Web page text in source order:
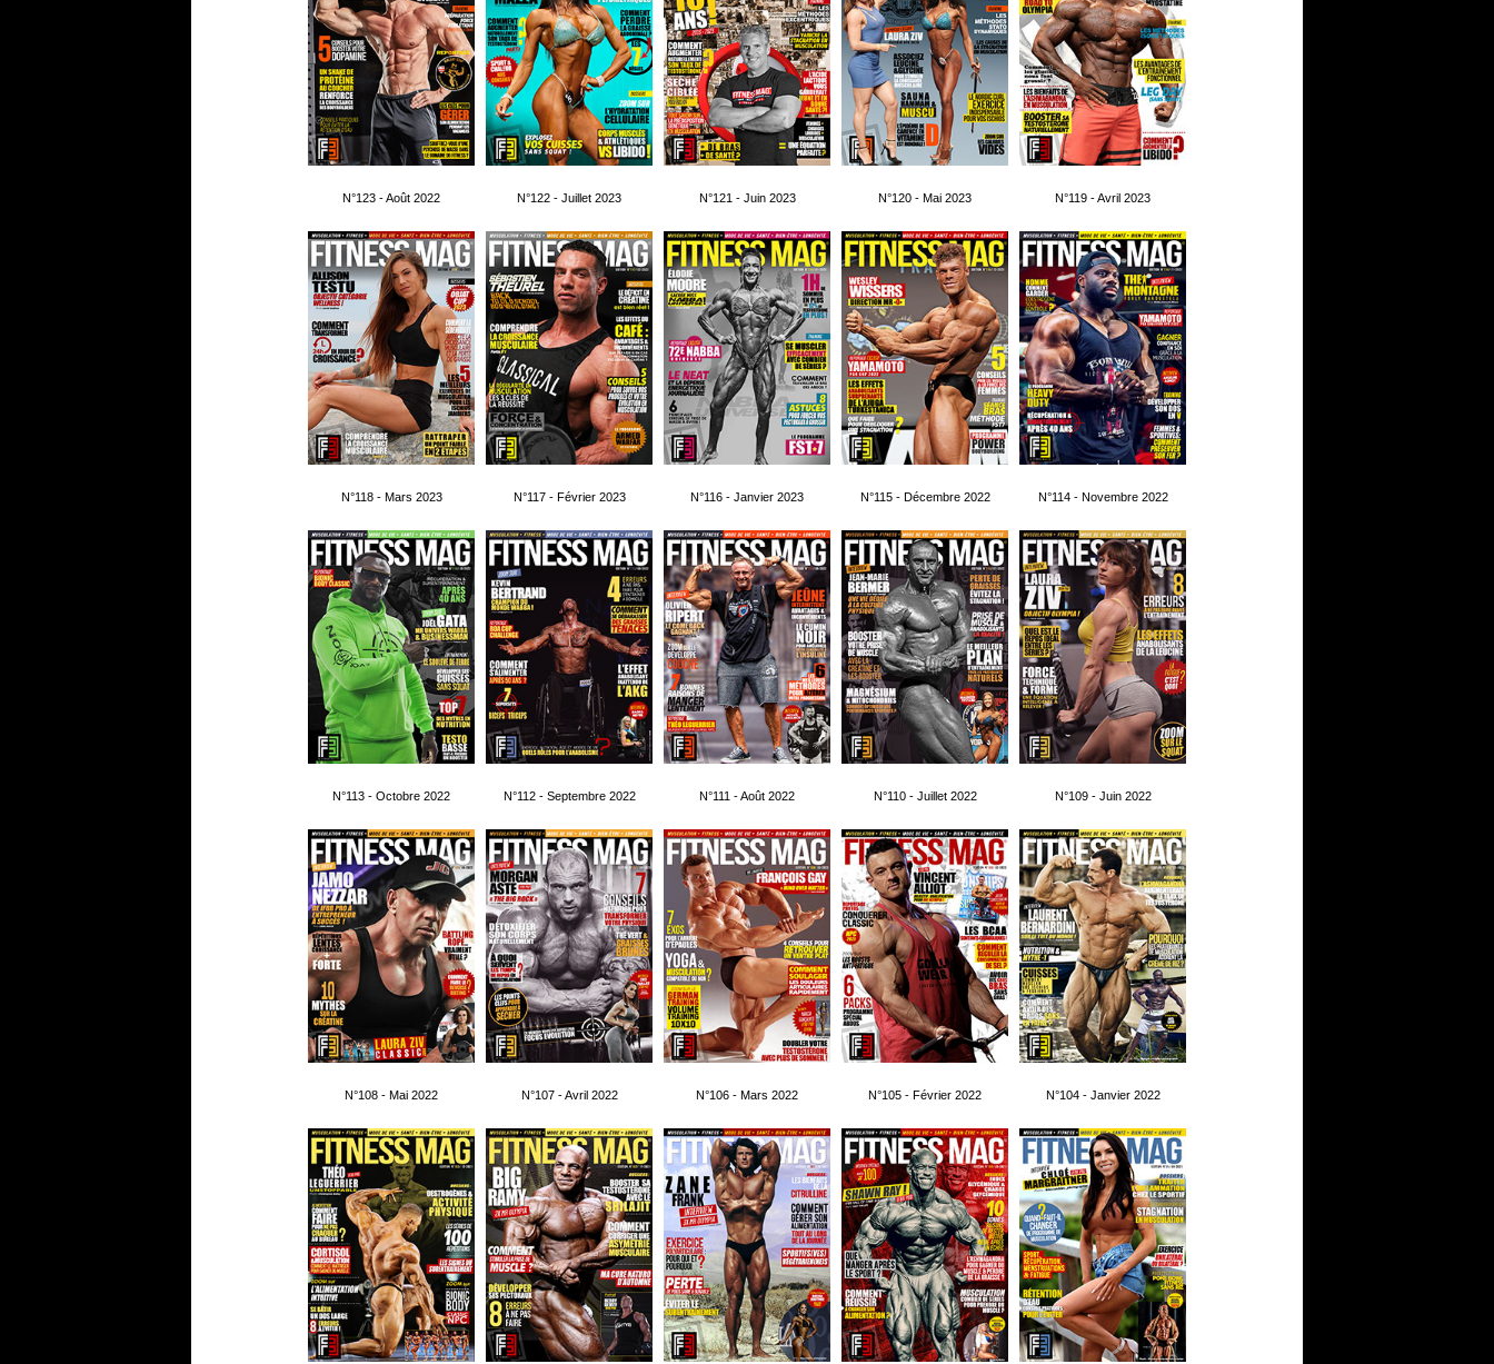
N°123 - Août 2022 N°122 - Juillet 2023 N°121 - Juin 2023 N°120 - Mai 2023 N°119 - Avril 2023
N°118 - Mars 2023 N°117 - Février 2023 N°116 - Janvier 2023 N°115 - Décembre 2022 N°114 - Novembre 2022
N°113 - Octobre 2022 N°112 - Septembre 2022 N°111 - Août 2022 N°110 - Juillet 2022 N°109 - Juin 2022
N°108 - Mai 2022 N°107 - Avril 2022 N°106 - Mars 2022 N°105 - Février 2022 N°104 - Janvier 2022